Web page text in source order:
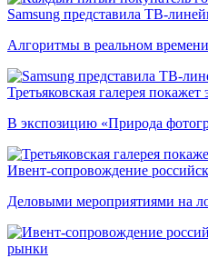
Samsung представила ТВ-
Алгоритмы в реальном времени
Третьяковская галерея
В экспозицию «Природа
Ивент-сопровождение
Деловыми мероприятиями на
рынки